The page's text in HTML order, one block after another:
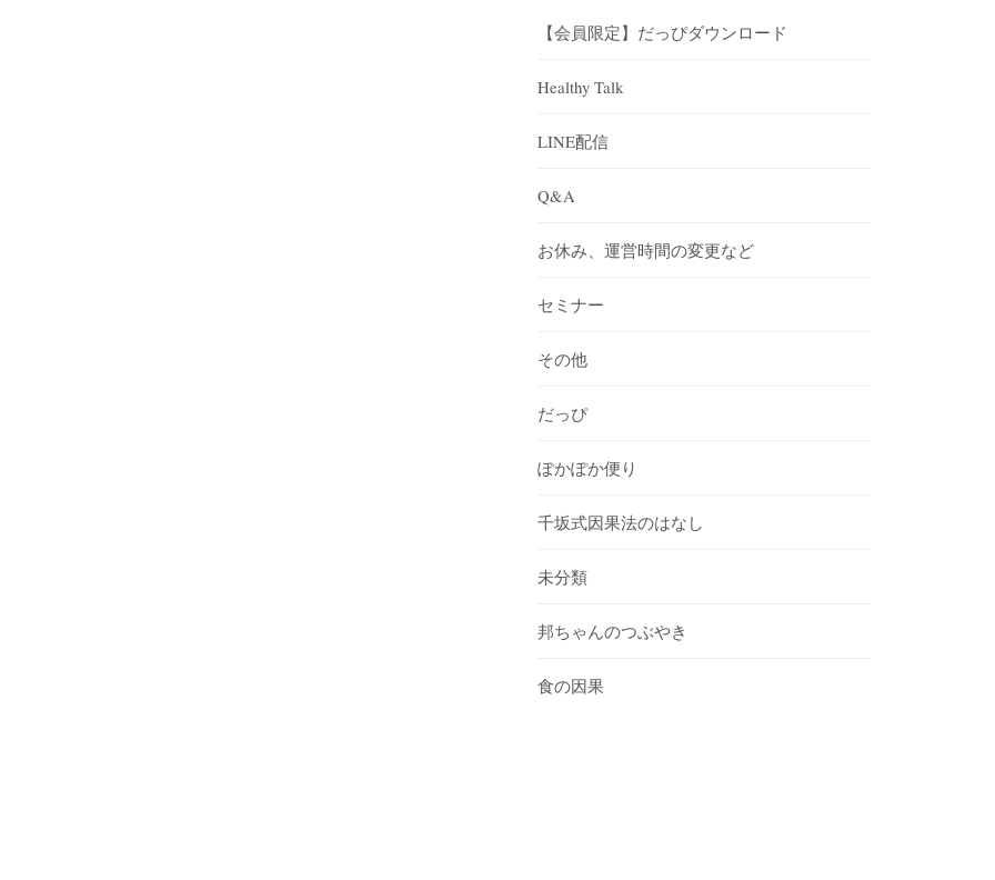
【会員限定】だっぴダウンロード
Healthy Talk
LINE配信
Q&A
お休み、運営時間の変更など
セミナー
その他
だっぴ
ぽかぽか便り
千坂式因果法のはなし
未分類
邦ちゃんのつぶやき
食の因果